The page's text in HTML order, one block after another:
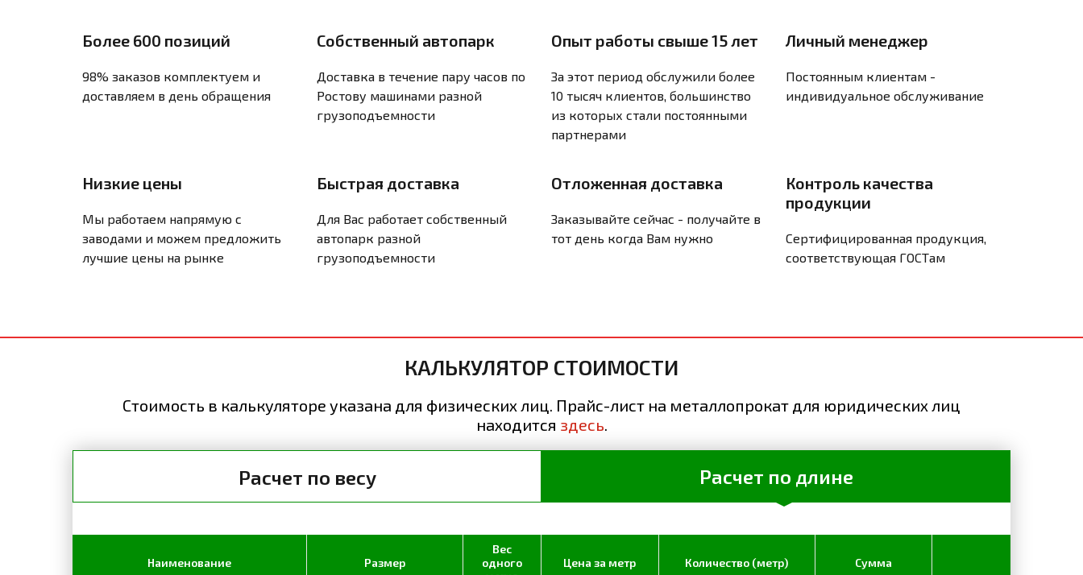
Более 600 позиций
98% заказов комплектуем и
доставляем в день обращения
Собственный автопарк
Доставка в течение пару часов по
Ростову машинами разной
грузоподъемности
Опыт работы свыше 15 лет
За этот период обслужили более
10 тысяч клиентов, большинство
из которых стали постоянными
партнерами
Личный менеджер
Постоянным клиентам -
индивидуальное обслуживание
Низкие цены
Мы работаем напрямую с
заводами и можем предложить
лучшие цены на рынке
Быстрая доставка
Для Вас работает собственный
автопарк разной
грузоподъемности
Отложенная доставка
Заказывайте сейчас - получайте в
тот день когда Вам нужно
Контроль качества
продукции
Сертифицированная продукция,
соответствующая ГОСТам
КАЛЬКУЛЯТОР СТОИМОСТИ
Стоимость в калькуляторе указана для физических лиц. Прайс-лист на металлопрокат для юридических лиц
находится здесь.
Расчет по весу Расчет по длине
Наименование Размер
Вес
одного
Цена за метр Количество (метр) Сумма